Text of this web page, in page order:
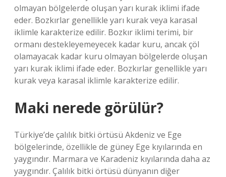
olmayan bölgelerde oluşan yarı kurak iklimi ifade
eder. Bozkırlar genellikle yarı kurak veya karasal
iklimle karakterize edilir. Bozkır iklimi terimi, bir
ormanı destekleyemeyecek kadar kuru, ancak çöl
olamayacak kadar kuru olmayan bölgelerde oluşan
yarı kurak iklimi ifade eder. Bozkırlar genellikle yarı
kurak veya karasal iklimle karakterize edilir.
Maki nerede görülür?
Türkiye’de çalılık bitki örtüsü Akdeniz ve Ege
bölgelerinde, özellikle de güney Ege kıyılarında en
yaygındır. Marmara ve Karadeniz kıyılarında daha az
yaygındır. Çalılık bitki örtüsü dünyanın diğer